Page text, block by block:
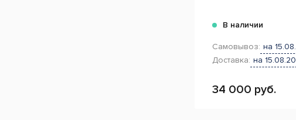
В наличии
Самовывоз: на
Доставка: на
34 000 руб.